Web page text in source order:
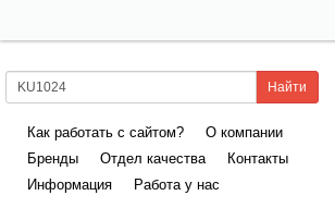
Как работать с сайтом?
О компании
Бренды
Отдел качества
Контакты
Информация
Работа у нас